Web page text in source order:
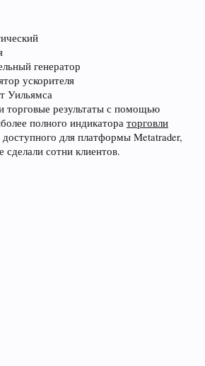
генератор
ускорителя
Уильямса
торговые результаты с помощью
полного индикатора торговли
доступного для платформы Metatrader,
сделали сотни клиентов.